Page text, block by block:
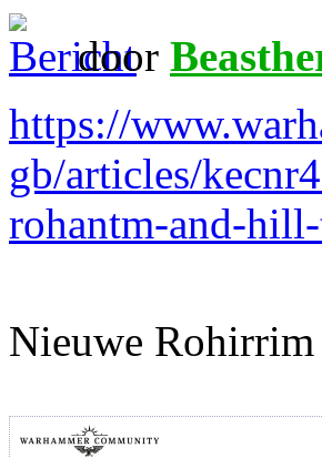
door
https://
gb/articles/
rohantm-and-
Nieuwe Rohirrim